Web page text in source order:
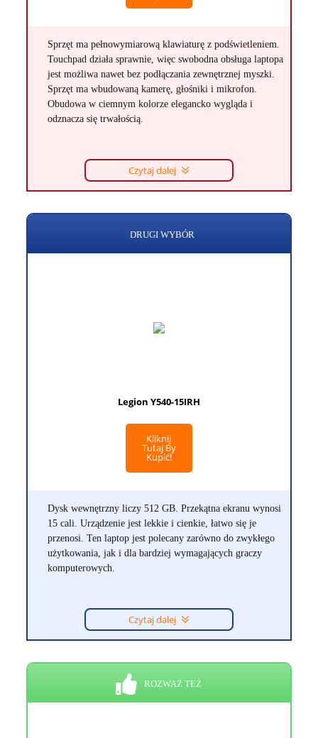
Sprzęt ma pełnowymiarową klawiaturę z podświetleniem.
Touchpad działa sprawnie, więc swobodna obsługa laptopa
jest możliwa nawet bez podłączania zewnętrznej myszki.
Sprzęt ma wbudowaną kamerę, głośniki i mikrofon.
Obudowa w ciemnym kolorze elegancko wygląda i
odznacza się trwałością.
Czytaj dalej
DRUGI WYBÓR
Legion Y540-15IRH
Kliknij
Tutaj By
Kupić!
Dysk wewnętrzny liczy 512 GB. Przekątna ekranu wynosi
15 cali. Urządzenie jest lekkie i cienkie, łatwo się je
przenosi. Ten laptop jest polecany zarówno do zwykłego
użytkowania, jak i dla bardziej wymagających graczy
komputerowych.
Czytaj dalej
ROZWAŻ TEŻ